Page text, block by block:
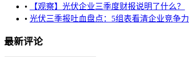
•
【观察】光伏企业三季度财报说明了什么？
• 光伏三季报吐血盘点：5组表看清企业竞争力
最新评论